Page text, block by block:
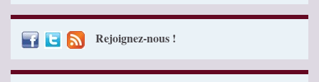
Rejoignez-nous !